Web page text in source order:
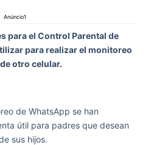
Anúncio1
para el Control Parental de
para realizar el monitoreo
otro celular.
de WhatsApp se han
útil para padres que desean
sus hijos.